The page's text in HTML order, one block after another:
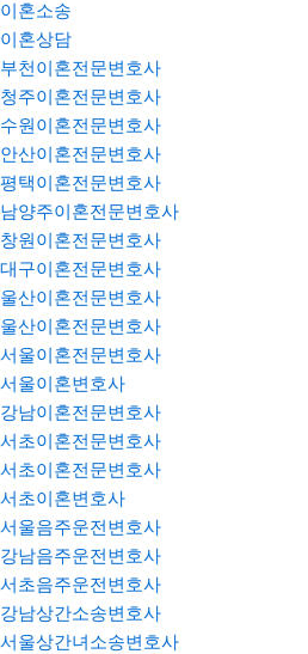
이혼소송
이혼상담
부천이혼전문변호사
청주이혼전문변호사
수원이혼전문변호사
안산이혼전문변호사
평택이혼전문변호사
남양주이혼전문변호사
창원이혼전문변호사
대구이혼전문변호사
울산이혼전문변호사
울산이혼전문변호사
서울이혼전문변호사
서울이혼변호사
강남이혼전문변호사
서초이혼전문변호사
서초이혼전문변호사
서초이혼변호사
서울음주운전변호사
강남음주운전변호사
서초음주운전변호사
강남상간소송변호사
서울상간녀소송변호사